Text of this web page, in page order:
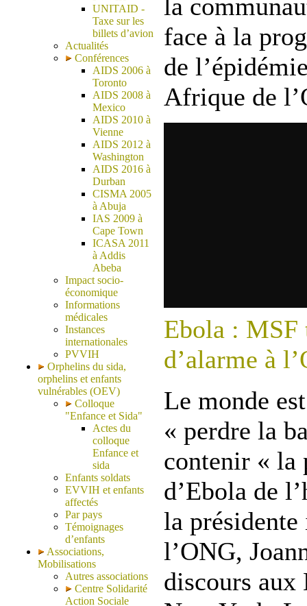
UNITAID -
Taxe sur les
billets d’avion
Actualités
Conférences
AIDS 2006 à
Toronto
AIDS 2008 à
Mexico
AIDS 2010 à
Vienne
AIDS 2012 à
Washington
AIDS 2016 à
Durban
CISMA 2005
à Abuja
IAS 2009 à
Cape Town
ICASA 2011
à Addis
Abeba
Impact socio-
économique
Informations
médicales
Instances
internationales
PVVIH
Orphelins du sida,
orphelins et enfants
vulnérables (OEV)
Colloque
"Enfance et Sida"
Actes du
colloque
Enfance et
sida
Enfants soldats
EVVIH et enfants
affectés
Par pays
Témoignages
d’enfants
Associations,
Mobilisations
Autres associations
Centre Solidarité
Action Sociale
la
face à la
de
Afrique de
Ebola : MSF
d’alarme à
Le monde
« perdre la
contenir « la
d’Ebola de
la
l’ONG,
discours aux